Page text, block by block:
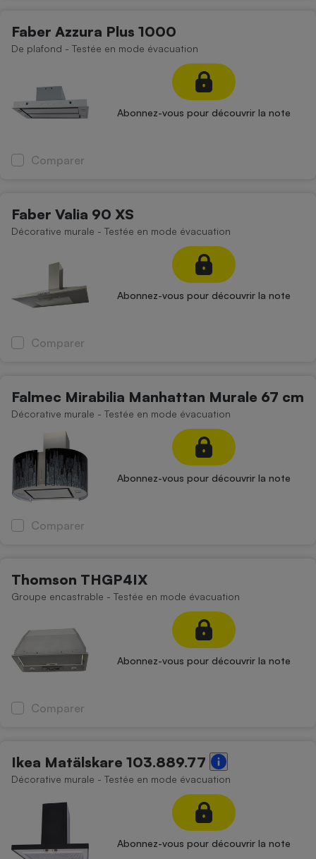
Faber Azzura Plus 1000
De plafond - Testée en mode évacuation
Abonnez-vous pour découvrir la note
Comparer
Faber Valia 90 XS
Décorative murale - Testée en mode évacuation
Abonnez-vous pour découvrir la note
Comparer
Falmec Mirabilia Manhattan Murale 67 cm
Décorative murale - Testée en mode évacuation
Abonnez-vous pour découvrir la note
Comparer
Thomson THGP4IX
Groupe encastrable - Testée en mode évacuation
Abonnez-vous pour découvrir la note
Comparer
Ikea Matälskare 103.889.77
Décorative murale - Testée en mode évacuation
Abonnez-vous pour découvrir la note
Cafetière à expressos